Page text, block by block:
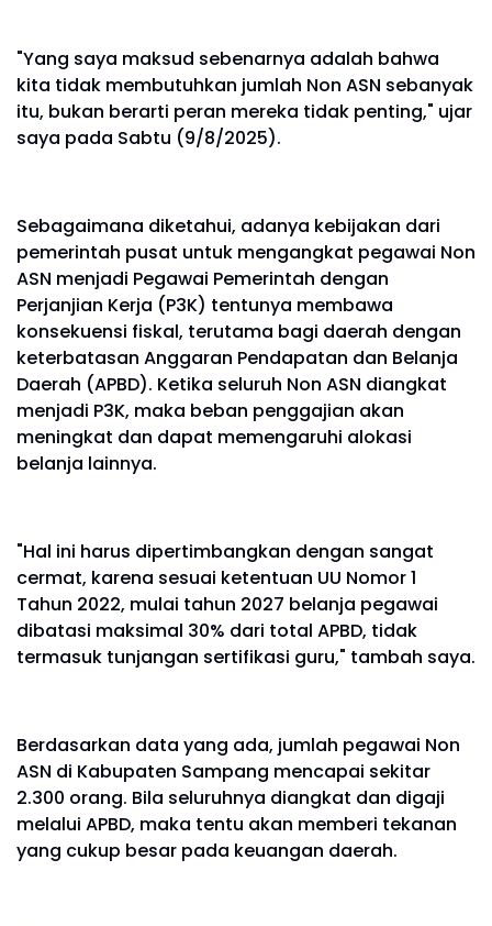
"Yang saya maksud sebenarnya adalah bahwa
kita tidak membutuhkan jumlah Non ASN sebanyak
itu, bukan berarti peran mereka tidak penting," ujar
saya pada Sabtu (9/8/2025).
Sebagaimana diketahui, adanya kebijakan dari
pemerintah pusat untuk mengangkat pegawai Non
ASN menjadi Pegawai Pemerintah dengan
Perjanjian Kerja (P3K) tentunya membawa
konsekuensi fiskal, terutama bagi daerah dengan
keterbatasan Anggaran Pendapatan dan Belanja
Daerah (APBD). Ketika seluruh Non ASN diangkat
menjadi P3K, maka beban penggajian akan
meningkat dan dapat memengaruhi alokasi
belanja lainnya.
"Hal ini harus dipertimbangkan dengan sangat
cermat, karena sesuai ketentuan UU Nomor 1
Tahun 2022, mulai tahun 2027 belanja pegawai
dibatasi maksimal 30% dari total APBD, tidak
termasuk tunjangan sertifikasi guru," tambah saya.
Berdasarkan data yang ada, jumlah pegawai Non
ASN di Kabupaten Sampang mencapai sekitar
2.300 orang. Bila seluruhnya diangkat dan digaji
melalui APBD, maka tentu akan memberi tekanan
yang cukup besar pada keuangan daerah.